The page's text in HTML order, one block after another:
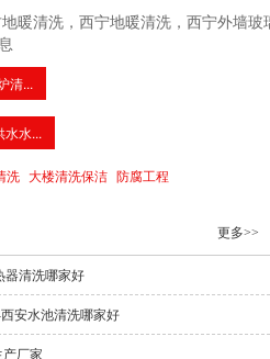
暖清洗，西宁地暖清洗，西宁外墙玻
清...
水水...
洗 大楼清洗保洁 防腐工程
更多>>
器清洗哪家好
安水池清洗哪家好
厂家